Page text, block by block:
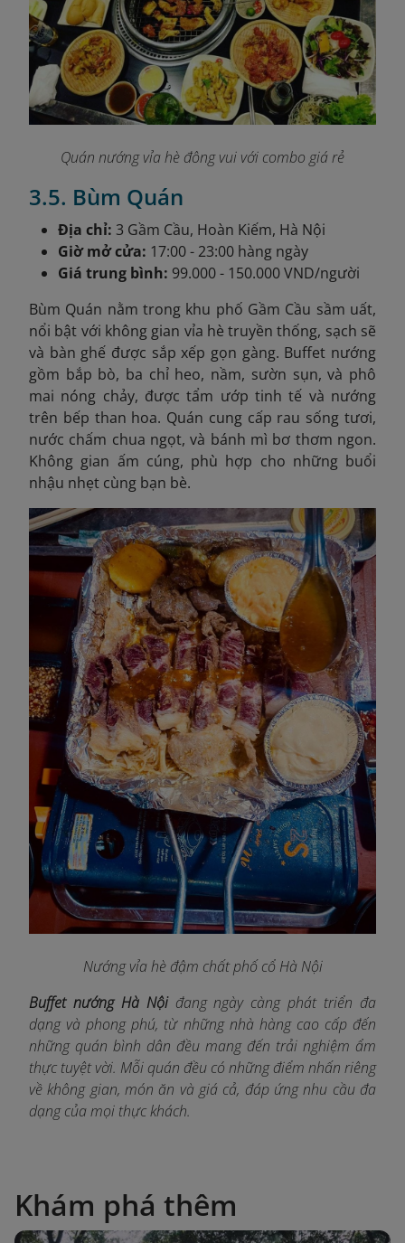
Quán nướng vỉa hè đông vui với combo giá rẻ
3.5. Bùm Quán
Địa chỉ: 3 Gầm Cầu, Hoàn Kiếm, Hà Nội
Giờ mở cửa: 17:00 - 23:00 hàng ngày
Giá trung bình: 99.000 - 150.000 VND/người
Bùm Quán nằm trong khu phố Gầm Cầu sầm uất,
nổi bật với không gian vỉa hè truyền thống, sạch sẽ
và bàn ghế được sắp xếp gọn gàng. Buffet nướng
gồm bắp bò, ba chỉ heo, nầm, sườn sụn, và phô
mai nóng chảy, được tẩm ướp tinh tế và nướng
trên bếp than hoa. Quán cung cấp rau sống tươi,
nước chấm chua ngọt, và bánh mì bơ thơm ngon.
Không gian ấm cúng, phù hợp cho những buổi
nhậu nhẹt cùng bạn bè.
Nướng vỉa hè đậm chất phố cổ Hà Nội
Buffet nướng Hà Nộiđang ngày càng phát triển đa
dạng và phong phú, từ những nhà hàng cao cấp đến
những quán bình dân đều mang đến trải nghiệm ẩm
thực tuyệt vời. Mỗi quán đều có những điểm nhấn riêng
về không gian, món ăn và giá cả, đáp ứng nhu cầu đa
dạng của mọi thực khách.
Khám phá thêm